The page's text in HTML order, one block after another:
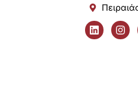
L
i
n
I
n
s